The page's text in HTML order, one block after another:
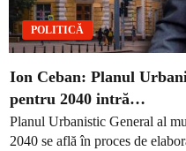
POLITICĂ
Ion Ceban: Planul
pentru 2040 intră…
Planul Urbanistic General al
2040 se află în proces de